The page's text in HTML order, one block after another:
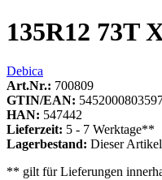
135R12 73T
Debica
Art.Nr.: 700809
GTIN/EAN:
HAN: 547442
Lieferzeit: 5 - 7 Werktage**
Lagerbestand: Dieser
** gilt für Lieferungen